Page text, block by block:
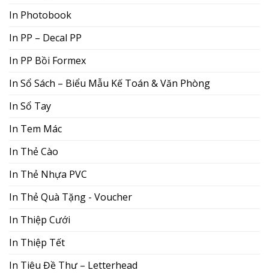
In Photobook
In PP – Decal PP
In PP Bồi Formex
In Sổ Sách – Biểu Mẫu Kế Toán & Văn Phòng
In Sổ Tay
In Tem Mác
In Thẻ Cào
In Thẻ Nhựa PVC
In Thẻ Quà Tặng - Voucher
In Thiệp Cưới
In Thiệp Tết
In Tiêu Đề Thư – Letterhead